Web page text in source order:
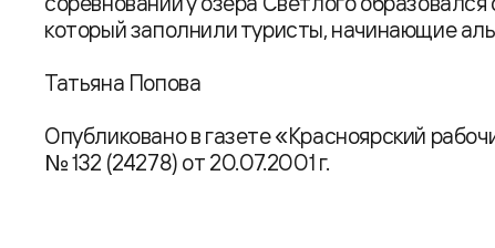
который заполнили туристы, начинающие
Татьяна Попова
Опубликовано в газете «Красноярский
№ 132 (24278) от 20.07.2001 г.